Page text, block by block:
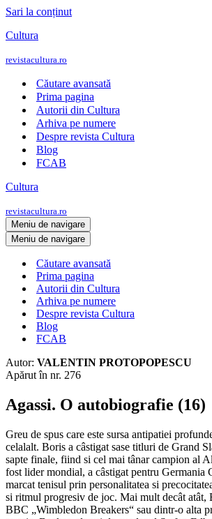
Sari la conținut
Cultura
revistacultura.ro
Căutare avansată
Prima pagina
Autorii din Cultura
Arhiva pe numere
Despre revista Cultura
Blog
FCAB
Cultura
revistacultura.ro
Meniu de navigare
Meniu de navigare
Căutare avansată
Prima pagina
Autorii din Cultura
Arhiva pe numere
Despre revista Cultura
Blog
FCAB
Autor: VALENTIN PROTOPOPESCU
Apărut în nr. 276
Agassi. O autobiografie (16)
Greu de spus care este sursa antipatiei
celalalt. Boris a câstigat sase titluri de Grand
sapte finale, fiind si cel mai tânar campion al
fost lider mondial, a câstigat pentru
marcat tenisul prin personalitatea si
si ritmul progresiv de joc. Mai mult decât
BBC „Wimbledon Breakers“ sau dintr-o alta